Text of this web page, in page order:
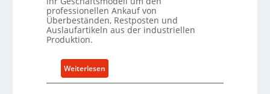
A
n
t
i
e
b
l
t
X
0
-
P
professionellen Ankauf von
Überbeständen, Restposten und
Auslaufartikeln aus der industriellen
Produktion.
Weiterlesen:
S